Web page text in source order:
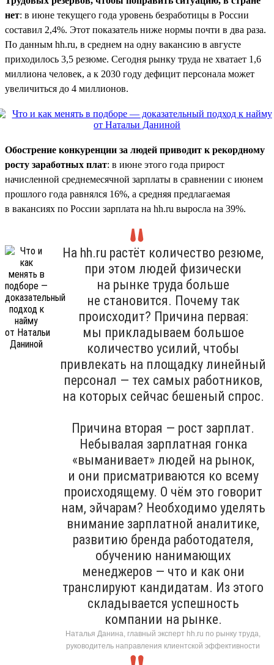
нет: в июне текущего года уровень безработицы в России
составил 2,4%. Этот показатель ниже нормы почти в два раза.
По данным hh.ru, в среднем на одну вакансию в августе
приходилось 3,5 резюме. Сегодня рынку труда не хватает 1,6
миллиона человек, а к 2030 году дефицит персонала может
увеличиться до 4 миллионов.
Обострение конкуренции за людей приводит к рекордному
росту заработных плат: в июне этого года прирост
начисленной среднемесячной зарплаты в сравнении с июнем
прошлого года равнялся 16%, а средняя предлагаемая
в вакансиях по России зарплата на hh.ru выросла на 39%.
На hh.ru растёт количество резюме,
при этом людей физически
на рынке труда больше
не становится. Почему так
происходит? Причина первая:
мы прикладываем большое
количество усилий, чтобы
привлекать на площадку линейный
персонал — тех самых работников,
на которых сейчас бешеный спрос.
Причина вторая — рост зарплат.
Небывалая зарплатная гонка
«выманивает» людей на рынок,
и они присматриваются ко всему
происходящему. О чём это говорит
нам, эйчарам? Необходимо уделять
внимание зарплатной аналитике,
развитию бренда работодателя,
обучению нанимающих
менеджеров — что и как они
транслируют кандидатам. Из этого
складывается успешность
компании на рынке.
Наталья Данина, главный эксперт hh.ru по рынку труда,
руководитель направления клиентской эффективности